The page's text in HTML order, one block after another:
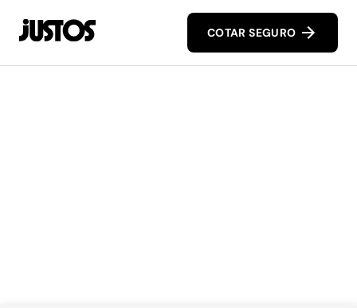
COTAR SEGURO